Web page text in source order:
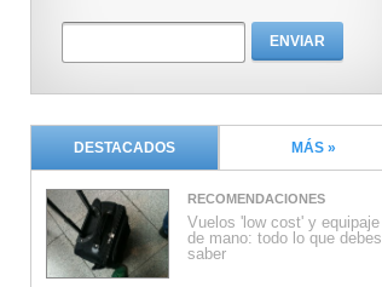
DESTACADOS MÁS »
RECOMENDACIONES
Vuelos 'low cost' y equipaje
de mano: todo lo que debes
saber